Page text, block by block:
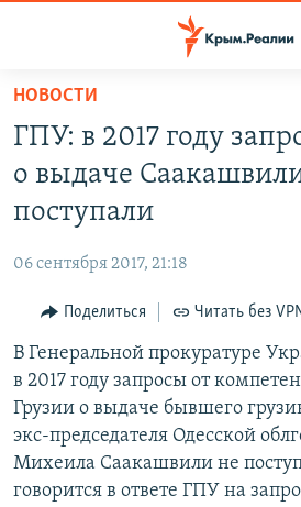
Вернуться
основному
содержанию
главной
навигации
Вернутся
поиску
11 ЛЕТ ОККУПАЦИИ КРЫМА. 11
ЕЩЕ
ИНТЕРАКТИВ
ИНФОГРАФИКА
ТЕЛЕПРОЕКТ КРЫМ.РЕАЛИИ
СОВЕТЫ ПРАВОЗАЩИТНИКОВ
ПРОПАВШИЕ БЕЗ ВЕСТИ
РАДІО СВОБОДА
КАК ОБОЙТИ БЛОКИРОВКУ
Українською
Qırımtatar
НОВОСТИ
ГПУ: в 2017 году
о выдаче
поступали
06 сентября 2017, 21:18
Поделиться Читать без
В Генеральной прокуратуре
в 2017 году запросы от
Грузии о выдаче бывшего
экс-председателя Одесской
Михеила Саакашвили не
говорится в ответе ГПУ на